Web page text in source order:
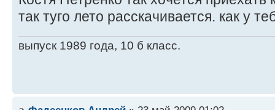
так туго лето расскачивается. как у
выпуск 1989 года, 10 б класс.